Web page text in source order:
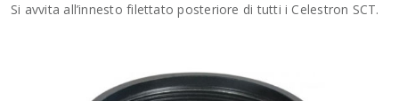
Si avvita all’innesto filettato posteriore di tutti i Celestron SCT.